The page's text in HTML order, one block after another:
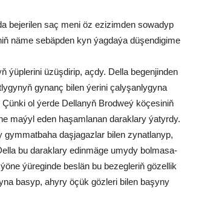
be­je­ri­len saç me­ni öz ezi­zim­den so­wa­dyp
nä­me se­bäp­den kyn ýag­da­ýa dü­şen­di­gi­me
ýüp­le­ri­ni üzüş­di­rip, aç­dy. Del­la be­gen­jin­den
gy­nanç bi­len ýe­ri­ni ça­ly­şan­ly­gy­na
ol ýer­de Del­la­nyň Brod­weý kö­çe­si­niň
ma­ýyl eden ha­şam­la­nan da­rak­la­ry ýa­tyr­dy.
daş­ja­gaz­lar bi­len zy­nat­la­nyp,
bu da­rak­la­ry edin­mä­ge umy­dy bol­ma­sa-
ýü­re­gin­de bes­län bu be­zeg­le­riň gö­zel­lik
ba­syp, ahy­ry öçük göz­le­ri bi­len ba­şy­ny